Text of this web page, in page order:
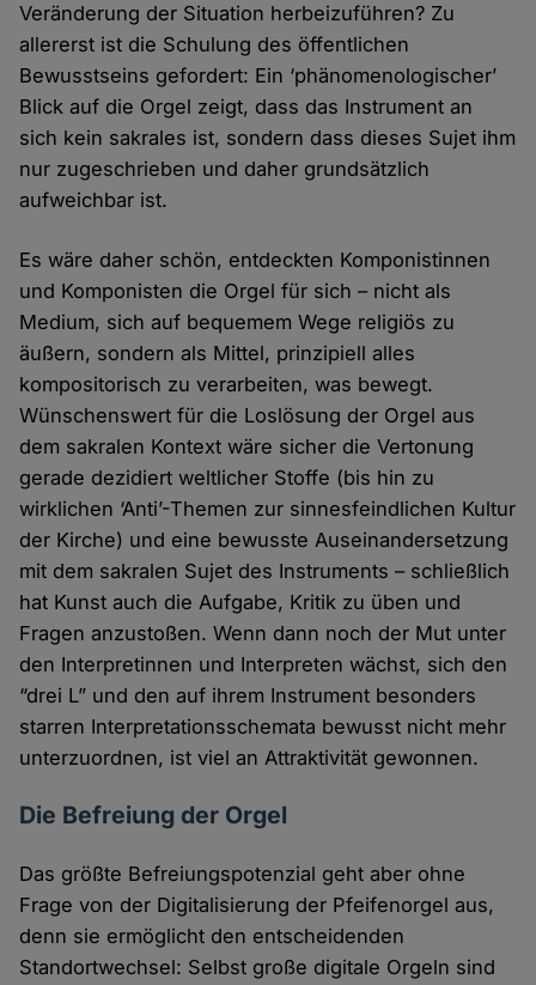
Veränderung der Situation herbeizuführen? Zu
allererst ist die Schulung des öffentlichen
Bewusstseins gefordert: Ein ‘phänomenologischer’
Blick auf die Orgel zeigt, dass das Instrument an
sich kein sakrales ist, sondern dass dieses Sujet ihm
nur zugeschrieben und daher grundsätzlich
aufweichbar ist.
Es wäre daher schön, entdeckten Komponistinnen
und Komponisten die Orgel für sich – nicht als
Medium, sich auf bequemem Wege religiös zu
äußern, sondern als Mittel, prinzipiell alles
kompositorisch zu verarbeiten, was bewegt.
Wünschenswert für die Loslösung der Orgel aus
dem sakralen Kontext wäre sicher die Vertonung
gerade dezidiert weltlicher Stoffe (bis hin zu
wirklichen ‘Anti’-Themen zur sinnesfeindlichen Kultur
der Kirche) und eine bewusste Auseinandersetzung
mit dem sakralen Sujet des Instruments – schließlich
hat Kunst auch die Aufgabe, Kritik zu üben und
Fragen anzustoßen. Wenn dann noch der Mut unter
den Interpretinnen und Interpreten wächst, sich den
“drei L” und den auf ihrem Instrument besonders
starren Interpretationsschemata bewusst nicht mehr
unterzuordnen, ist viel an Attraktivität gewonnen.
Die Befreiung der Orgel
Das größte Befreiungspotenzial geht aber ohne
Frage von der Digitalisierung der Pfeifenorgel aus,
denn sie ermöglicht den entscheidenden
Standortwechsel: Selbst große digitale Orgeln sind